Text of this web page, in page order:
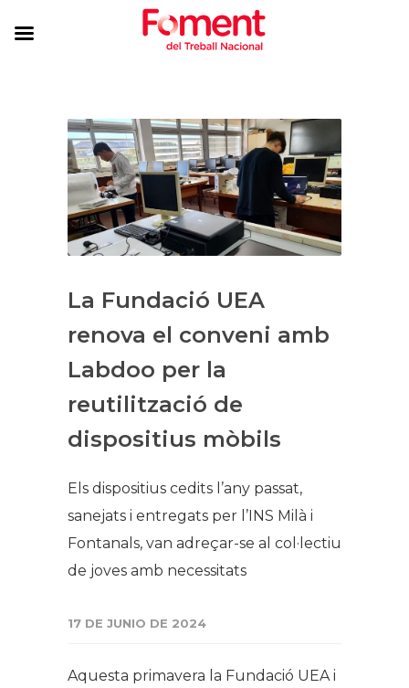
La Fundació UEA
renova el conveni amb
Labdoo per la
reutilització de
dispositius mòbils
Els dispositius cedits l’any passat,
sanejats i entregats per l’INS Milà i
Fontanals, van adreçar-se al col·lectiu
de joves amb necessitats
17 DE JUNIO DE 2024
Aquesta primavera la Fundació UEA i